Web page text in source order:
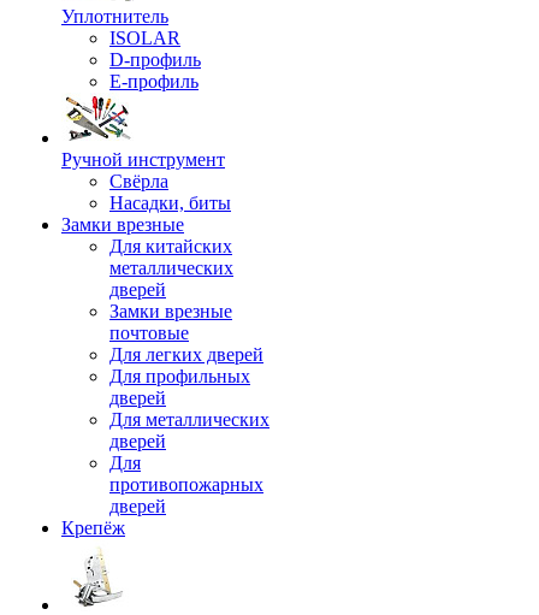
Уплотнитель
ISOLAR
D-профиль
Е-профиль
Ручной инструмент
Свёрла
Насадки, биты
Замки врезные
Для китайских
металлических
дверей
Замки врезные
почтовые
Для легких дверей
Для профильных
дверей
Для металлических
дверей
Для
противопожарных
дверей
Крепёж